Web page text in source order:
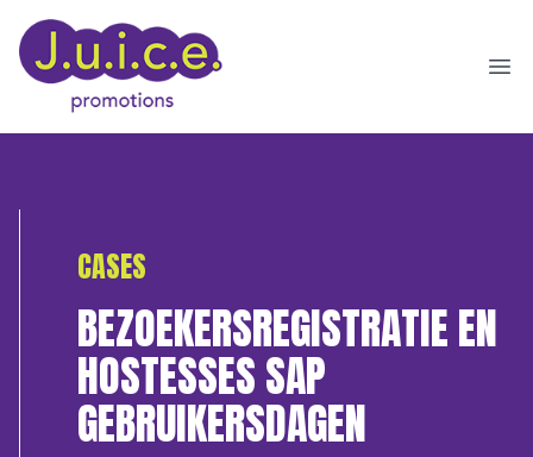
CASES
BEZOEKERSREGISTRATIE EN
HOSTESSES SAP
GEBRUIKERSDAGEN